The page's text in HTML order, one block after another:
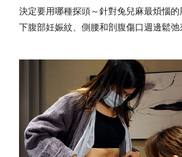
決定要用哪種探頭～針對兔兒麻最煩惱的
下腹部妊娠紋、側腰和剖腹傷口週邊鬆弛